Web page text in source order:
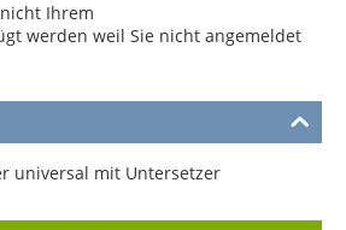
Ihrem
werden weil Sie nicht angemeldet
universal mit Untersetzer